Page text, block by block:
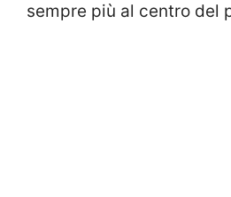
sempre più al centro del